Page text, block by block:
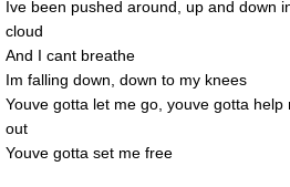
Ive been pushed around up and down
cloud
And I cant breathe
Im falling down down to my knees
Youve gotta let me go youve gotta help
out
Youve gotta set me free